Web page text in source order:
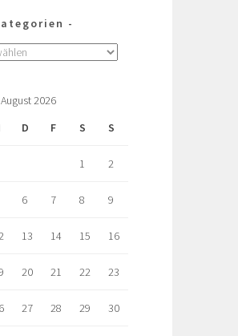
August 2026
D F S S
1 2
6 7 8 9
13 14 15 16
20 21 22 23
27 28 29 30